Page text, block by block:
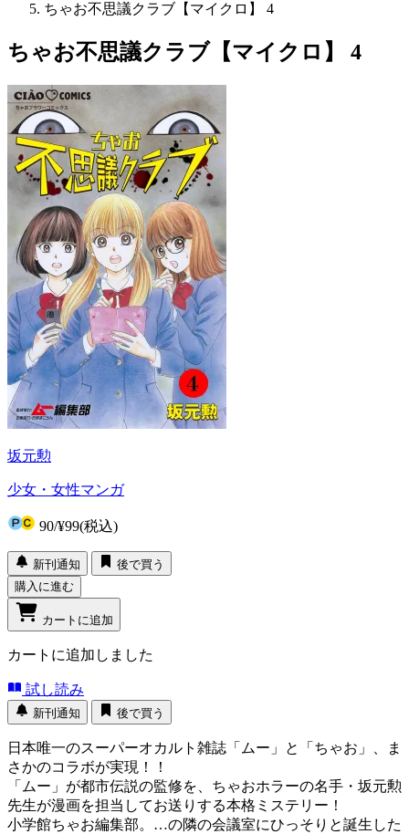
ちゃお不思議クラブ【マイクロ】 4
ちゃお不思議クラブ【マイクロ】 4
坂元勲
少女・女性マンガ
90/¥99(税込)
新刊通知
後で買う
購入に進む
カートに追加
カートに追加しました
試し読み
新刊通知 後で買う
日本唯一のスーパーオカルト雑誌「ムー」と「ちゃお」、ま
さかのコラボが実現！！
「ムー」が都市伝説の監修を、ちゃおホラーの名手・坂元勲
先生が漫画を担当してお送りする本格ミステリー！
小学館ちゃお編集部。…の隣の会議室にひっそりと誕生した